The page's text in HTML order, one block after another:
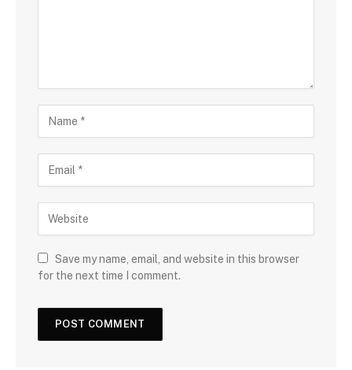
Save my name, email, and website in this browser
for the next time I comment.